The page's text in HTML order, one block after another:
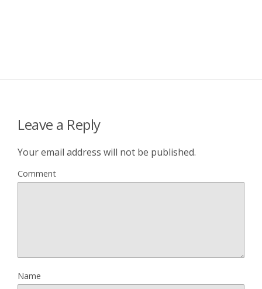
Leave a Reply
Your email address will not be published.
Comment
Name